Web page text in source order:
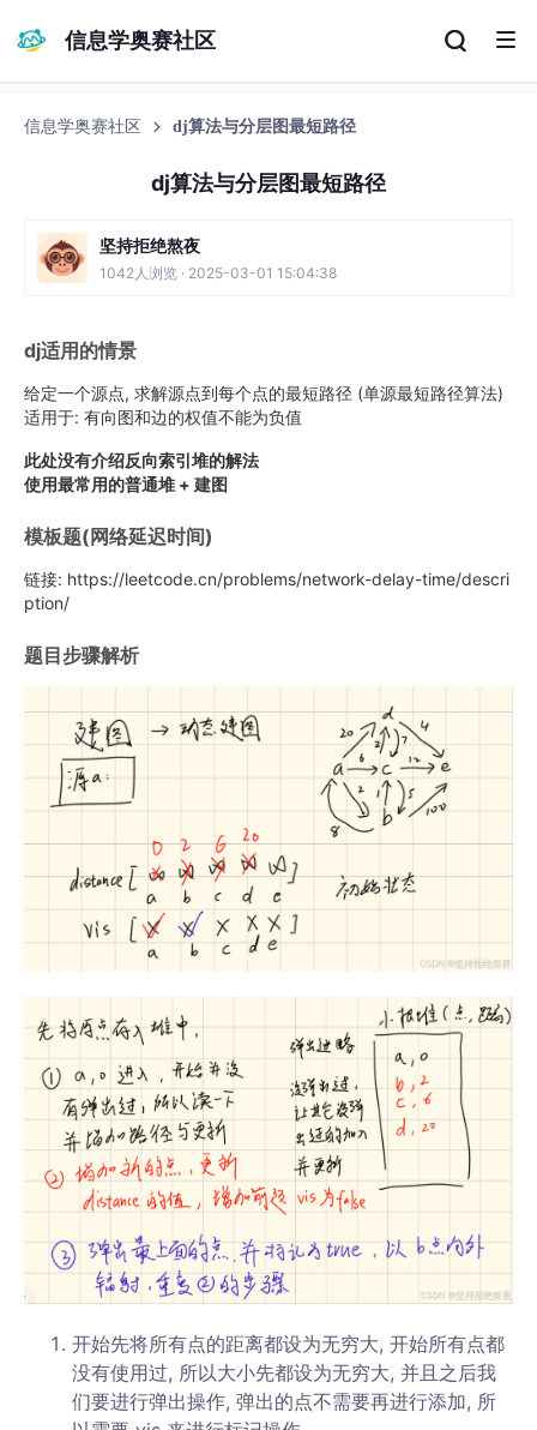
信息学奥赛社区
信息学奥赛社区 dj算法与分层图最短路径
dj算法与分层图最短路径
坚持拒绝熬夜
1042人浏览 · 2025-03-01 15:04:38
dj适用的情景
给定一个源点, 求解源点到每个点的最短路径 (单源最短路径算法)
适用于: 有向图和边的权值不能为负值
此处没有介绍反向索引堆的解法
使用最常用的普通堆 + 建图
模板题(网络延迟时间)
链接: https://leetcode.cn/problems/network-delay-time/descri
ption/
题目步骤解析
开始先将所有点的距离都设为无穷大, 开始所有点都
没有使用过, 所以大小先都设为无穷大, 并且之后我
们要进行弹出操作, 弹出的点不需要再进行添加, 所